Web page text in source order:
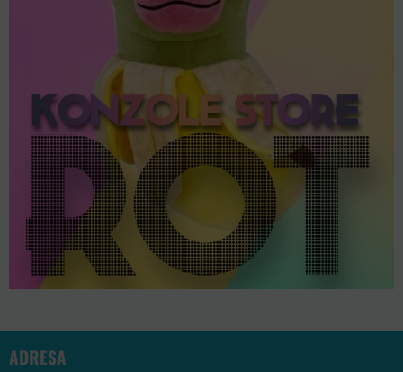
ADRESA